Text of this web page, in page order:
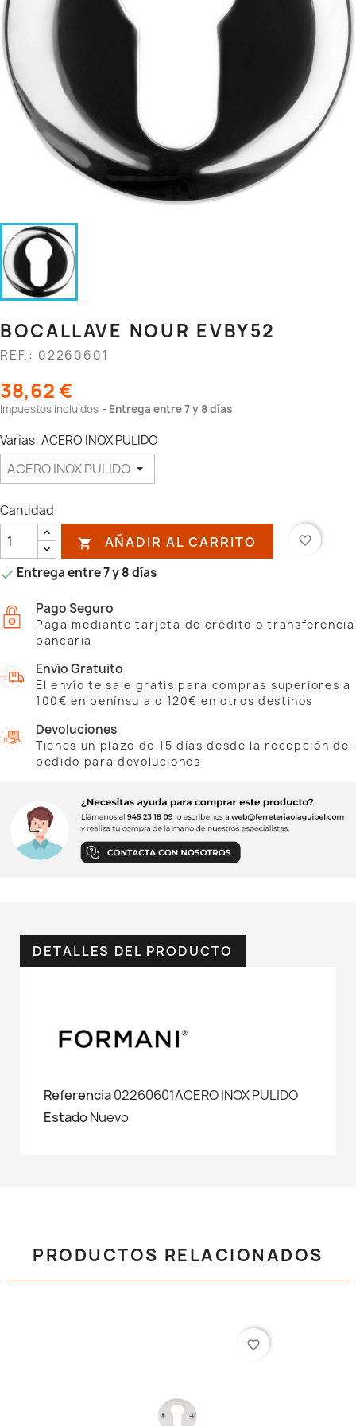
BOCALLAVE NOUR EVBY52
REF.: 02260601
38,62 €
Impuestos incluidos Entrega entre 7 y 8 días
Varias: ACERO INOX PULIDO
Cantidad
 AÑADIR AL CARRITO favorite_border
 Entrega entre 7 y 8 días
Pago Seguro
Paga mediante tarjeta de crédito o transferencia
bancaria
Envío Gratuito
El envío te sale gratis para compras superiores a
100€ en península o 120€ en otros destinos
Devoluciones
Tienes un plazo de 15 días desde la recepción del
pedido para devoluciones
DETALLES DEL PRODUCTO
Referencia02260601ACERO INOX PULIDO
EstadoNuevo
PRODUCTOS RELACIONADOS
favorite_border